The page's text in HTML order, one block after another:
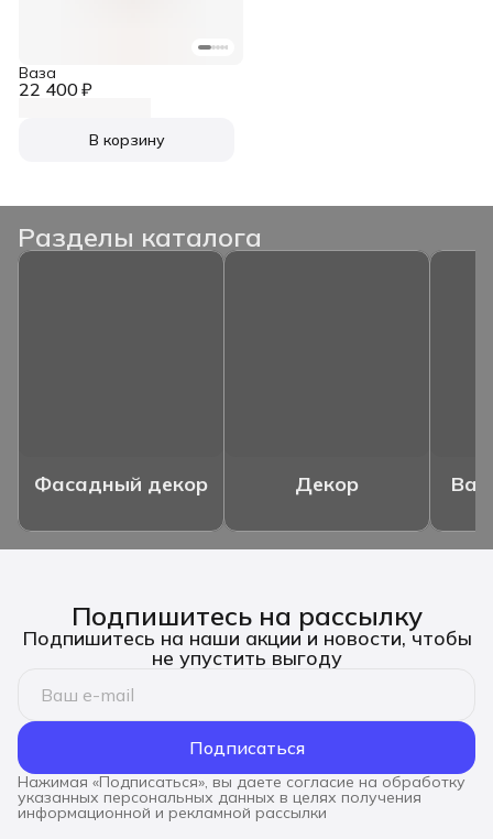
22 400 ₽
Ваза
В корзину
Разделы каталога
Фасадный декор Декор
Подпишитесь на рассылку
Подпишитесь на наши акции и новости, чтобы
не упустить выгоду
Подписаться
Нажимая «Подписаться», вы даете согласие на обработку
указанных персональных данных в целях получения
информационной и рекламной рассылки